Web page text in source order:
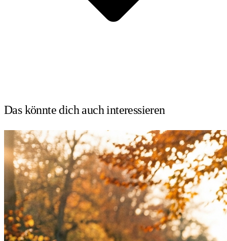
Das könnte dich auchinteressieren